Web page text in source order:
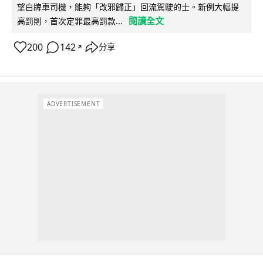
望白牌車司機，能夠「改邪歸正」回流駕駛的士。新例大幅提
高罰則，首次定罪最高罰款...
閱讀全文
200 142 ↗ 分享
ADVERTISEMENT